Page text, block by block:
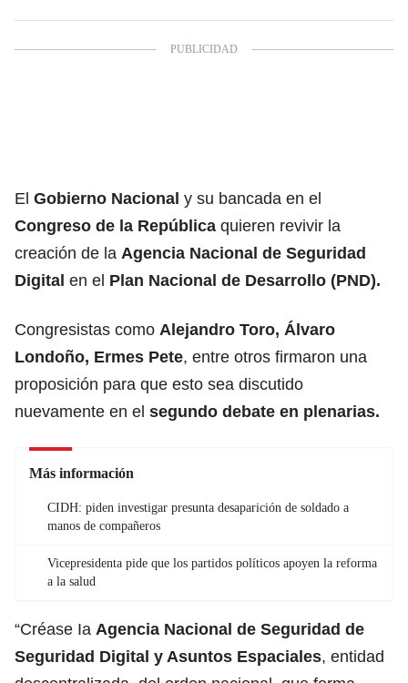
El Gobierno Nacional y su bancada en el
Congreso de la República quieren revivir la
creación de la Agencia Nacional de Seguridad
Digital en el Plan Nacional de Desarrollo (PND).
Congresistas como Alejandro Toro, Álvaro
Londoño, Ermes Pete, entre otros firmaron una
proposición para que esto sea discutido
nuevamente en el segundo debate en plenarias.
Más información
CIDH: piden investigar presunta desaparición de soldado a
manos de compañeros
Vicepresidenta pide que los partidos políticos apoyen la reforma
a la salud
“Créase Ia Agencia Nacional de Seguridad de
Seguridad Digital y Asuntos Espaciales, entidad